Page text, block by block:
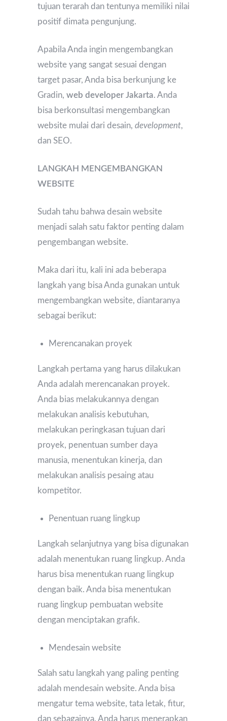
tujuan terarah dan tentunya memiliki nilai
positif dimata pengunjung.
Apabila Anda ingin mengembangkan
website yang sangat sesuai dengan
target pasar, Anda bisa berkunjung ke
Gradin, web developer Jakarta. Anda
bisa berkonsultasi mengembangkan
website mulai dari desain, development,
dan SEO.
LANGKAH MENGEMBANGKAN
WEBSITE
Sudah tahu bahwa desain website
menjadi salah satu faktor penting dalam
pengembangan website.
Maka dari itu, kali ini ada beberapa
langkah yang bisa Anda gunakan untuk
mengembangkan website, diantaranya
sebagai berikut:
Merencanakan proyek
Langkah pertama yang harus dilakukan
Anda adalah merencanakan proyek.
Anda bias melakukannya dengan
melakukan analisis kebutuhan,
melakukan peringkasan tujuan dari
proyek, penentuan sumber daya
manusia, menentukan kinerja, dan
melakukan analisis pesaing atau
kompetitor.
Penentuan ruang lingkup
Langkah selanjutnya yang bisa digunakan
adalah menentukan ruang lingkup. Anda
harus bisa menentukan ruang lingkup
dengan baik. Anda bisa menentukan
ruang lingkup pembuatan website
dengan menciptakan grafik.
Mendesain website
Salah satu langkah yang paling penting
adalah mendesain website. Anda bisa
mengatur tema website, tata letak, fitur,
dan sebagainya. Anda harus menerapkan